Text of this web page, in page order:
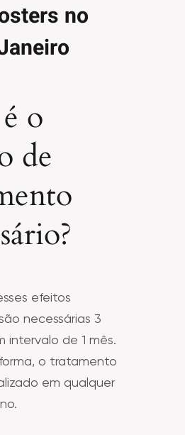
no
o
de
efeitos
necessárias 3
intervalo de 1 mês.
o tratamento
em qualquer